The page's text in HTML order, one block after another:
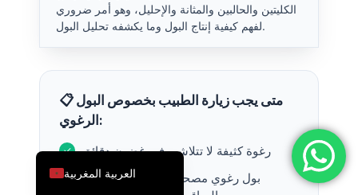
الكليتين والحالبين والمثانة والإحليل، وهو أمر ضروري
لفهم كيفية إنتاج البول وما يكشفه تحليل البول.
📋 متى يجب زيارة الطبيب بخصوص البول
الرغوي:
رغوة كثيفة لا تتلاشى في غضون دقائق
بول رغوي مصحوب بتورم (وذمة) في
العربية المغربية
English
Deutsch
العربية
Français
Italiano